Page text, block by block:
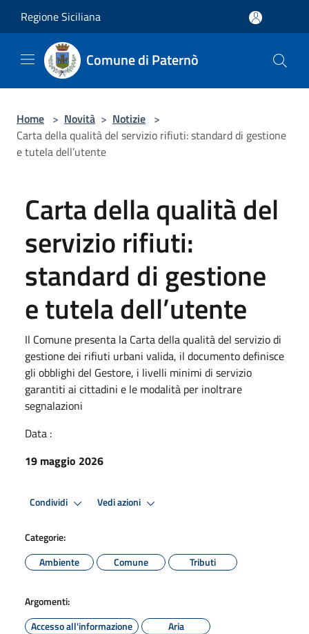
Regione Siciliana
Comune di Paternò
Home > Novità > Notizie >
Carta della qualità del servizio rifiuti: standard di gestione
e tutela dell’utente
Carta della qualità del
servizio rifiuti:
standard di gestione
e tutela dell’utente
Il Comune presenta la Carta della qualità del servizio di
gestione dei rifiuti urbani valida, il documento definisce
gli obblighi del Gestore, i livelli minimi di servizio
garantiti ai cittadini e le modalità per inoltrare
segnalazioni
Data :
19 maggio 2026
Condividi Vedi azioni
Categorie:
Ambiente
Comune Tributi
Argomenti:
Accesso all'informazione
Aria